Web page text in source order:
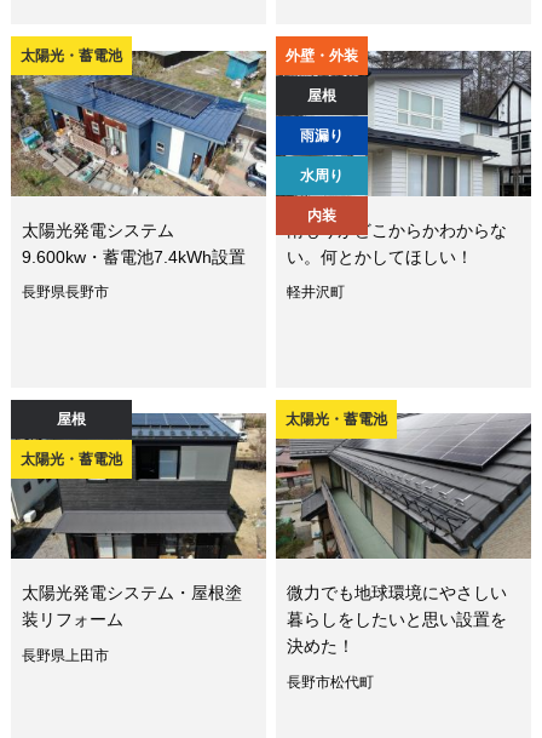
太陽光・蓄電池
太陽光発電システム
9.600kw・蓄電池7.4kWh設置
長野県長野市
外壁・外装
屋根
雨漏り
水周り
内装
雨もりがどこからかわからな
い。何とかしてほしい！
軽井沢町
屋根
太陽光・蓄電池
太陽光発電システム・屋根塗
装リフォーム
長野県上田市
太陽光・蓄電池
微力でも地球環境にやさしい
暮らしをしたいと思い設置を
決めた！
長野市松代町